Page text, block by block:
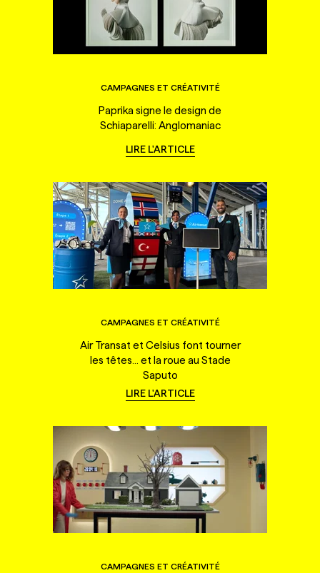
CAMPAGNES ET CRÉATIVITÉ
Paprika signe le design de
Schiaparelli: Anglomaniac
LIRE L'ARTICLE
CAMPAGNES ET CRÉATIVITÉ
Air Transat et Celsius font tourner
les têtes... et la roue au Stade
Saputo
LIRE L'ARTICLE
CAMPAGNES ET CRÉATIVITÉ